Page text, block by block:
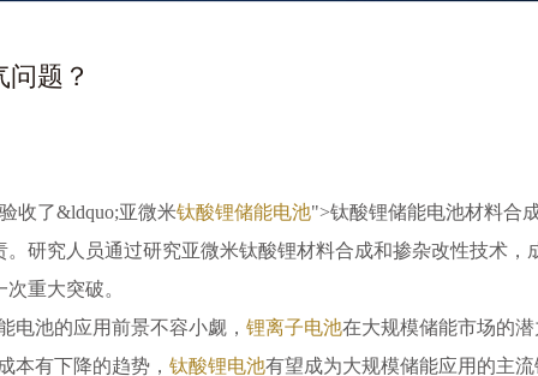
题？
收了&ldquo;亚微米钛酸锂储能电池">钛酸锂储能电池材料合
研究人员通过研究亚微米钛酸锂材料合成和掺杂改性技术，
重大突破。
电池的应用前景不容小觑， 锂离子电池在大规模储能市场的
本有下降的趋势， 钛酸锂电池有望成为大规模储能应用的主